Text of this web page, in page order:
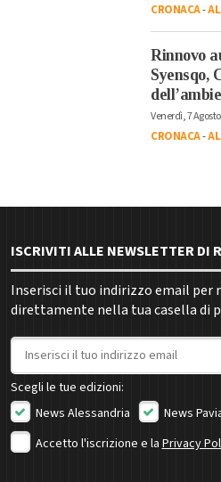
CRONACA-
Rinnovo
Syensqo,
Venerdì, 7
CRONACA-
ISCRIVITI ALLE NEWSLETTER DI
Inserisci il tuo indirizzo email per
direttamente nella tua casella di
Indirizzo email
Scegli le tue edizioni:
News Alessandria
News
Accetto l'iscrizione e la Privacy